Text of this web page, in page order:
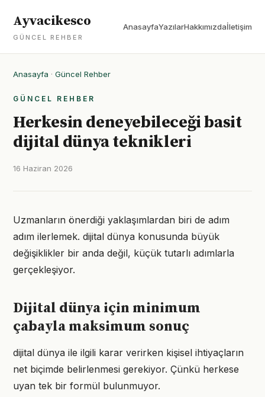
Ayvacikesco
GÜNCEL REHBER
AnasayfaYazılarHakkımızdaİletişim
Anasayfa · Güncel Rehber
GÜNCEL REHBER
Herkesin deneyebileceği basit
dijital dünya teknikleri
16 Haziran 2026
Uzmanların önerdiği yaklaşımlardan biri de adım
adım ilerlemek. dijital dünya konusunda büyük
değişiklikler bir anda değil, küçük tutarlı adımlarla
gerçekleşiyor.
Dijital dünya için minimum
çabayla maksimum sonuç
dijital dünya ile ilgili karar verirken kişisel ihtiyaçların
net biçimde belirlenmesi gerekiyor. Çünkü herkese
uyan tek bir formül bulunmuyor.